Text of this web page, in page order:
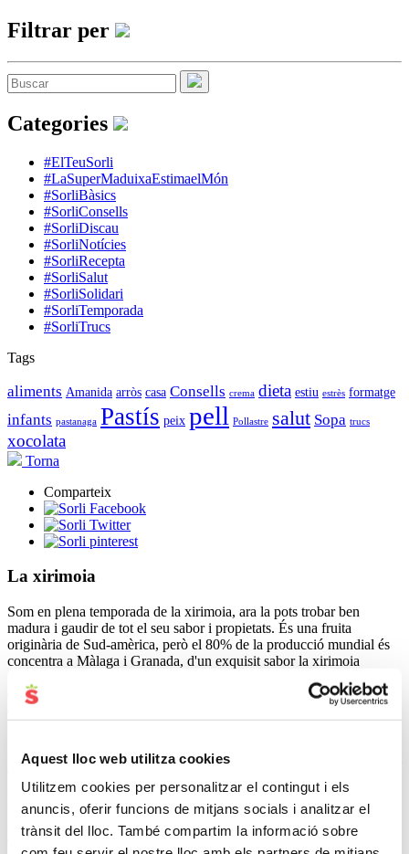
Aquest lloc web utilitza cookies
Utilitzem cookies per personalitzar el contingut i els
anuncis, oferir funcions de mitjans socials i analitzar el
trànsit del lloc. També compartim la informació sobre
Filtrar per
Categories
#ElTeuSorli
#LaSuperMaduixaEstimaelMón
#SorliBàsics
#SorliConsells
#SorliDiscau
#SorliNotícies
#SorliRecepta
#SorliSalut
#SorliSolidari
#SorliTemporada
#SorliTrucs
Tags
aliments Amanida arròs casa Consells crema dieta estiu estrès formatge
infants pastanaga Pastís peix pell Pollastre salut Sopa trucs
xocolata
Torna
Comparteix
La xirimoia
Som en plena temporada de la xirimoia, ara la pots trobar ben
madura i gaudir de tot el seu sabor i propietats. És una fruita
originària de Sud-amèrica, però el 80% de la producció mundial és
concentra a Màlaga i Granada, d'un exquisit sabor la xirimoia
de les fruites més saludables i compta amb grans valors nutricionals
que et beneficiaran amb la seva aportació de fibres, vitamines i
La varietat de xirimoier més conreada és la del
fruits les xirimoies són unes baies de color clar, més resistents que
unes altres a la manipulació i transport, amb un pes entre 200 g i 300
g, hi ha altres varietats de xirimoies que poden arribar a pesar més
d’un quilo. Es cullen des de mitjans setembre fins a finals de gener.